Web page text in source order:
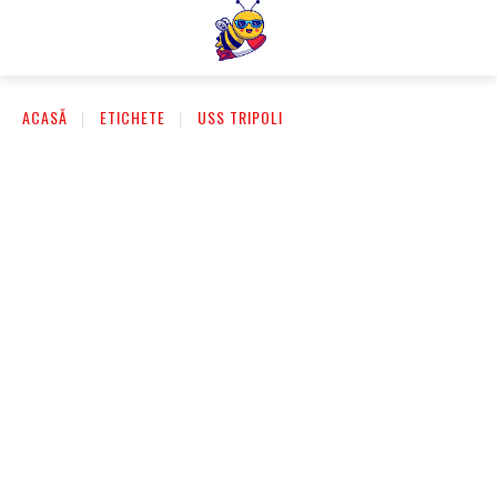
ACASĂ ETICHETE USS TRIPOLI